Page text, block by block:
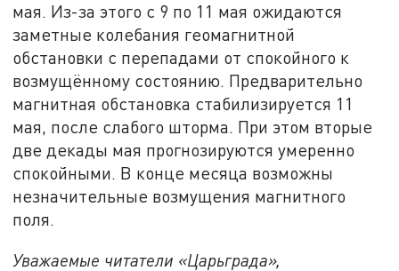
мая. Из-за этого с 9 по 11 мая ожидаются
заметные колебания геомагнитной
обстановки с перепадами от спокойного к
возмущённому состоянию. Предварительно
магнитная обстановка стабилизируется 11
мая, после слабого шторма. При этом вторые
две декады мая прогнозируются умеренно
спокойными. В конце месяца возможны
незначительные возмущения магнитного
поля.
Уважаемые читатели «Царьграда»,